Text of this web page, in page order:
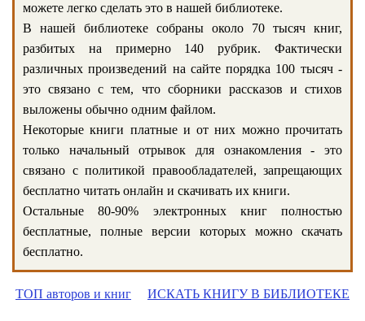
можете легко сделать это в нашей библиотеке.
В нашей библиотеке собраны около 70 тысяч книг,
разбитых на примерно 140 рубрик. Фактически
различных произведений на сайте порядка 100 тысяч -
это связано с тем, что сборники рассказов и стихов
выложены обычно одним файлом.
Некоторые книги платные и от них можно прочитать
только начальный отрывок для ознакомления - это
связано с политикой правообладателей, запрещающих
бесплатно читать онлайн и скачивать их книги.
Остальные 80-90% электронных книг полностью
бесплатные, полные версии которых можно скачать
бесплатно.
ТОП авторов и книг ИСКАТЬ КНИГУ В БИБЛИОТЕКЕ